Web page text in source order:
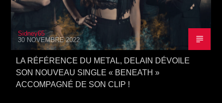
Sidney65
30 NOVEMBRE 2022
LA RÉFÉRENCE DU METAL, DELAIN DÉVOILE
SON NOUVEAU SINGLE « BENEATH »
ACCOMPAGNÉ DE SON CLIP !